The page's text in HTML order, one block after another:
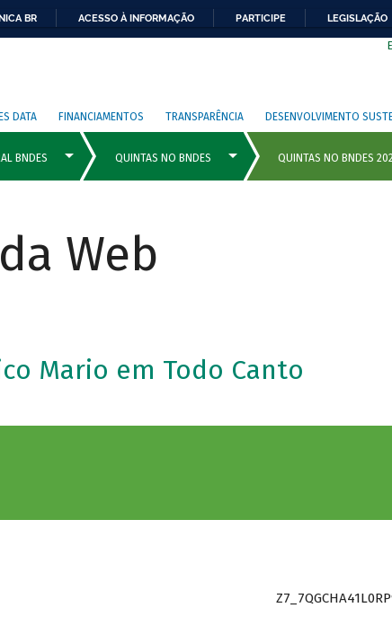
BR ACESSO À INFORMAÇÃO PARTICIPE LEGISLAÇÃO
DATA FINANCIAMENTOS TRANSPARÊNCIA DESENVOLVIMENTO
Web
Mario em Todo Canto